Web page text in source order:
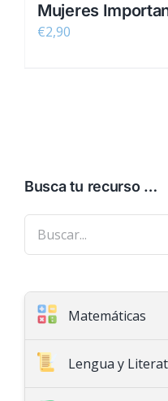
Mujeres
€2,90
Busca tu recurso …
Matemáticas
Geometría
Lengua y